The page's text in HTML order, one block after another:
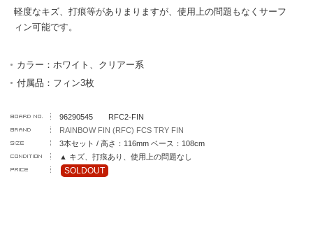
軽度なキズ、打痕等がありまりますが、使用上の問題もなくサーフ
ィン可能です。
カラー：ホワイト、クリアー系
付属品：フィン3枚
96290545 RFC2-FIN
RAINBOW FIN (RFC) FCS TRY FIN
3本セット / 高さ：116mm ベース：108cm
▲ キズ、打痕あり、使用上の問題なし
SOLDOUT